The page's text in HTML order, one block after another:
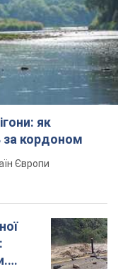
як
за кордоном
Європи